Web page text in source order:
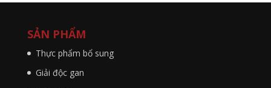
SẢN PHẨM
Thực phẩm bổ sung
Giải độc gan